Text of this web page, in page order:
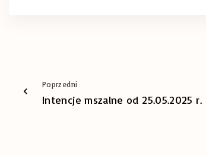
Poprzedni
Intencje mszalne od 25.05.2025 r.